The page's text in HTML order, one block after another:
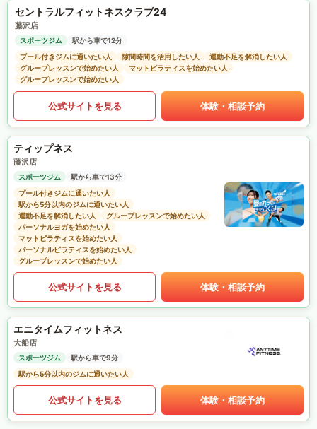
セントラルフィットネスクラブ24
藤沢店
スポーツジム
駅から車で12分
プール付きジムに通いたい人
隙間時間を活用したい人
運動不足を解消したい人
グループレッスンで始めたい人
マットピラティスを始めたい人
グループレッスンで始めたい人
公式サイトを見る 体験・相談予約
ティップネス
藤沢店
スポーツジム
駅から車で13分
プール付きジムに通いたい人
駅から5分以内のジムに通いたい人
運動不足を解消したい人
グループレッスンで始めたい人
パーソナルヨガを始めたい人
マットピラティスを始めたい人
パーソナルピラティスを始めたい人
グループレッスンで始めたい人
公式サイトを見る 体験・相談予約
エニタイムフィットネス
大船店
スポーツジム
駅から車で9分
駅から5分以内のジムに通いたい人
公式サイトを見る 体験・相談予約